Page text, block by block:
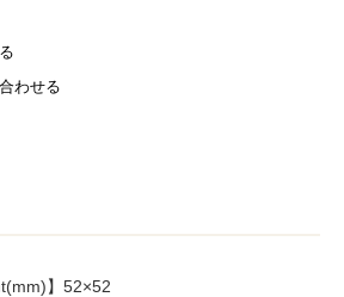
わせる
】52×52